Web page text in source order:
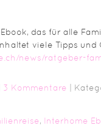
das für alle
viele Tipps
news/ratgeber-
3 Kommentare |
, Interhome